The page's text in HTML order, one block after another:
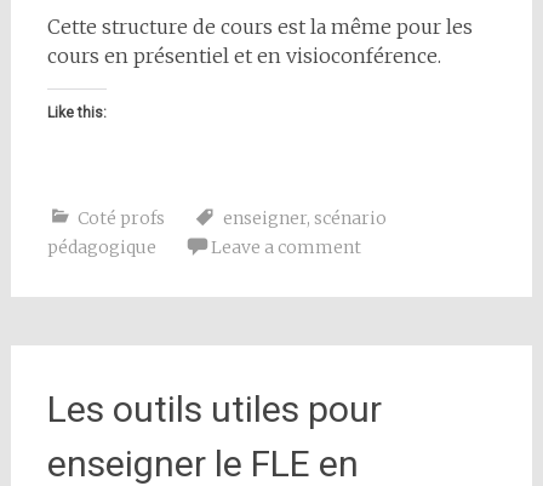
Cette structure de cours est la même pour les
cours en présentiel et en visioconférence.
Like this:
Coté profs enseigner, scénario
pédagogique
Leave a comment
Les outils utiles pour
enseigner le FLE en